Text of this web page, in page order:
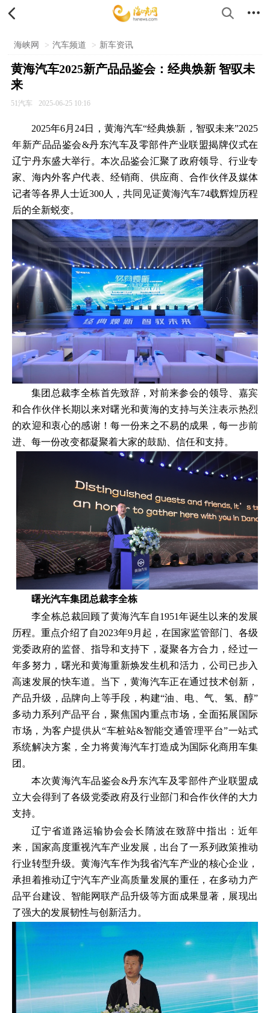
 
海峡网 > 汽车频道 > 新车资讯
黄海汽车2025新产品品鉴会：经典焕新 智驭未
来
51汽车 2025-06-25 10:16
2025年6月24日，黄海汽车“经典焕新，智驭未来”2025
年新产品品鉴会&丹东汽车及零部件产业联盟揭牌仪式在
辽宁丹东盛大举行。本次品鉴会汇聚了政府领导、行业专
家、海内外客户代表、经销商、供应商、合作伙伴及媒体
记者等各界人士近300人，共同见证黄海汽车74载辉煌历程
后的全新蜕变。
集团总裁李全栋首先致辞，对前来参会的领导、嘉宾
和合作伙伴长期以来对曙光和黄海的支持与关注表示热烈
的欢迎和衷心的感谢！每一份来之不易的成果，每一步前
进、每一份改变都凝聚着大家的鼓励、信任和支持。
曙光汽车集团总裁李全栋
李全栋总裁回顾了黄海汽车自1951年诞生以来的发展
历程。重点介绍了自2023年9月起，在国家监管部门、各级
党委政府的监督、指导和支持下，凝聚各方合力，经过一
年多努力，曙光和黄海重新焕发生机和活力，公司已步入
高速发展的快车道。当下，黄海汽车正在通过技术创新，
产品升级，品牌向上等手段，构建“油、电、气、氢、醇”
多动力系列产品平台，聚焦国内重点市场，全面拓展国际
市场，为客户提供从“车桩站&智能交通管理平台”一站式
系统解决方案，全力将黄海汽车打造成为国际化商用车集
团。
本次黄海汽车品鉴会&丹东汽车及零部件产业联盟成
立大会得到了各级党委政府及行业部门和合作伙伴的大力
支持。
辽宁省道路运输协会会长隋波在致辞中指出：近年
来，国家高度重视汽车产业发展，出台了一系列政策推动
行业转型升级。黄海汽车作为我省汽车产业的核心企业，
承担着推动辽宁汽车产业高质量发展的重任，在多动力产
品平台建设、智能网联产品升级等方面成果显著，展现出
了强大的发展韧性与创新活力。